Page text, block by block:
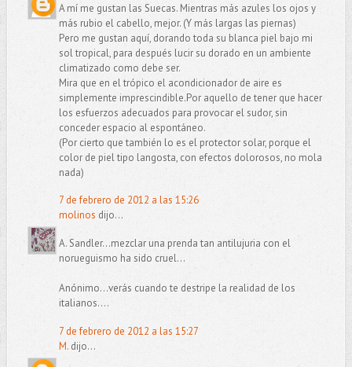
A mí me gustan las Suecas. Mientras más azules los ojos y
más rubio el cabello, mejor. (Y más largas las piernas)
Pero me gustan aquí, dorando toda su blanca piel bajo mi
sol tropical, para después lucir su dorado en un ambiente
climatizado como debe ser.
Mira que en el trópico el acondicionador de aire es
simplemente imprescindible.Por aquello de tener que hacer
los esfuerzos adecuados para provocar el sudor, sin
conceder espacio al espontáneo.
(Por cierto que también lo es el protector solar, porque el
color de piel tipo langosta, con efectos dolorosos, no mola
nada)
7 de febrero de 2012 a las 15:26
molinos dijo...
A. Sandler...mezclar una prenda tan antilujuria con el
norueguismo ha sido cruel...
Anónimo...verás cuando te destripe la realidad de los
italianos....
7 de febrero de 2012 a las 15:27
M.dijo...